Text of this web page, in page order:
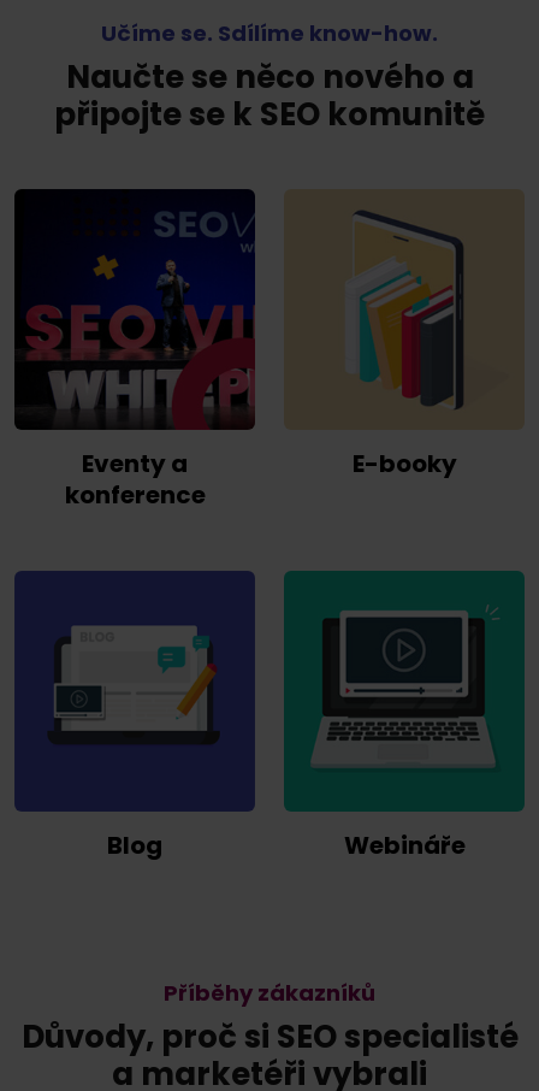
Učíme se. Sdílíme know-how.
Naučte se něco nového a
připojte se k SEO komunitě
Eventy a
konference
E-booky
Blog Webináře
Příběhy zákazníků
Důvody, proč si SEO specialisté
a marketéři vybrali